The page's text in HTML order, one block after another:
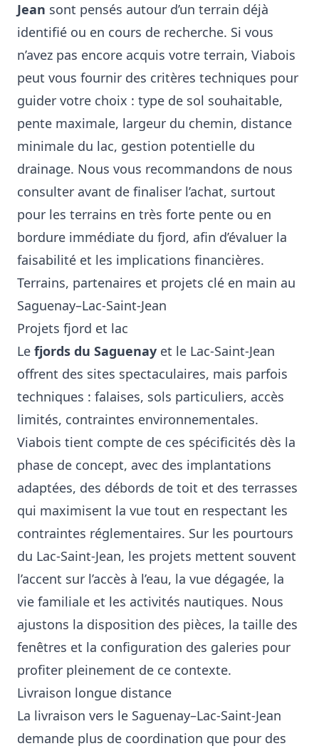
Jean sont pensés autour d’un terrain déjà
identifié ou en cours de recherche. Si vous
n’avez pas encore acquis votre terrain, Viabois
peut vous fournir des critères techniques pour
guider votre choix : type de sol souhaitable,
pente maximale, largeur du chemin, distance
minimale du lac, gestion potentielle du
drainage. Nous vous recommandons de nous
consulter avant de finaliser l’achat, surtout
pour les terrains en très forte pente ou en
bordure immédiate du fjord, afin d’évaluer la
faisabilité et les implications financières.
Terrains, partenaires et projets clé en main au
Saguenay–Lac-Saint-Jean
Projets fjord et lac
Le fjords du Saguenay et le Lac-Saint-Jean
offrent des sites spectaculaires, mais parfois
techniques : falaises, sols particuliers, accès
limités, contraintes environnementales.
Viabois tient compte de ces spécificités dès la
phase de concept, avec des implantations
adaptées, des débords de toit et des terrasses
qui maximisent la vue tout en respectant les
contraintes réglementaires. Sur les pourtours
du Lac-Saint-Jean, les projets mettent souvent
l’accent sur l’accès à l’eau, la vue dégagée, la
vie familiale et les activités nautiques. Nous
ajustons la disposition des pièces, la taille des
fenêtres et la configuration des galeries pour
profiter pleinement de ce contexte.
Livraison longue distance
La livraison vers le Saguenay–Lac-Saint-Jean
demande plus de coordination que pour des